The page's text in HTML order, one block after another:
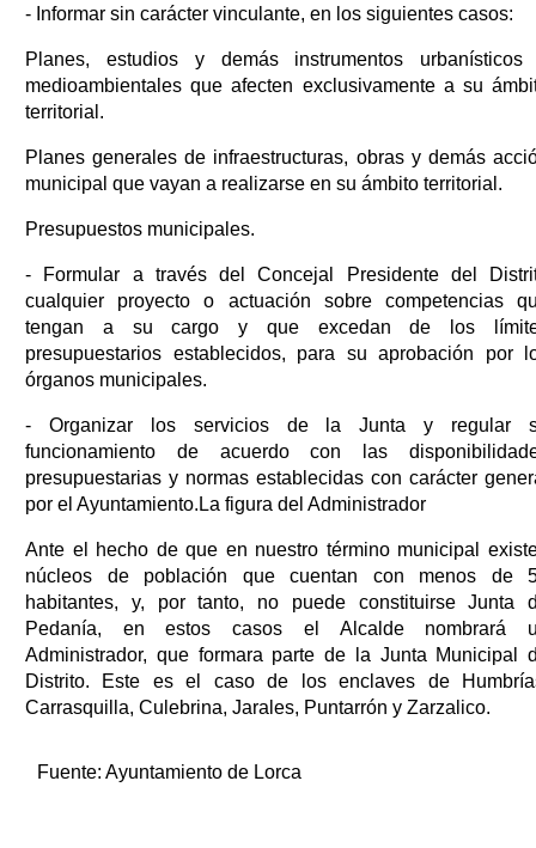
- Informar sin carácter vinculante, en los siguientes casos:
Planes, estudios y demás instrumentos urbanísticos
medioambientales que afecten exclusivamente a su
territorial.
Planes generales de infraestructuras, obras y demás
municipal que vayan a realizarse en su ámbito territorial.
Presupuestos municipales.
- Formular a través del Concejal Presidente del
cualquier proyecto o actuación sobre competencias
tengan a su cargo y que excedan de los
presupuestarios establecidos, para su aprobación por
órganos municipales.
- Organizar los servicios de la Junta y regular
funcionamiento de acuerdo con las
presupuestarias y normas establecidas con carácter
por el Ayuntamiento.La figura del Administrador
Ante el hecho de que en nuestro término municipal
núcleos de población que cuentan con menos de
habitantes, y, por tanto, no puede constituirse Junta
Pedanía, en estos casos el Alcalde nombrará
Administrador, que formara parte de la Junta Municipal
Distrito. Este es el caso de los enclaves de
Carrasquilla, Culebrina, Jarales, Puntarrón y Zarzalico.
Fuente: Ayuntamiento de Lorca